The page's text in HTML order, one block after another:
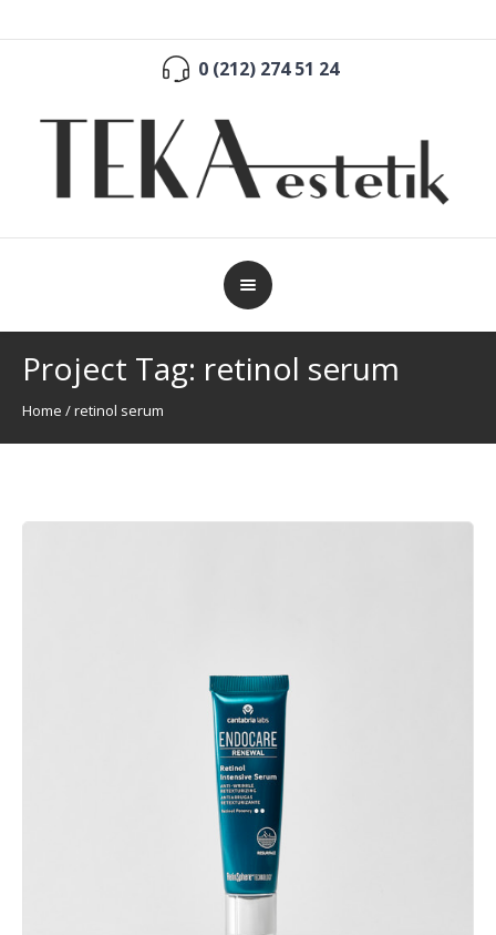
0 (212) 274 51 24
Project Tag: retinol serum
Home /retinol serum